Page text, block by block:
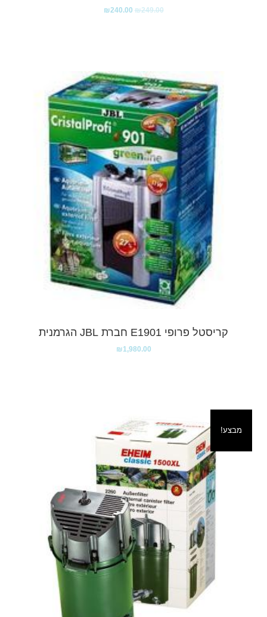
₪249.00
₪240.00
קריסטל פרופי E1901 חברת JBL הגרמנית
₪1,980.00
מבצע!